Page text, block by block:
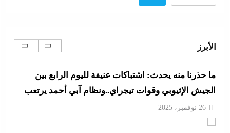
الأبرز
الجيش الإثيوبي وقوات تيجراي..ونظام آبي أحمد يرتعب
مدبولي:”مخزون مصر يكفي سنة كاملة”..وارتفاع قياسي
في الاحتياطي الأجنبي رغم توترات هرمز